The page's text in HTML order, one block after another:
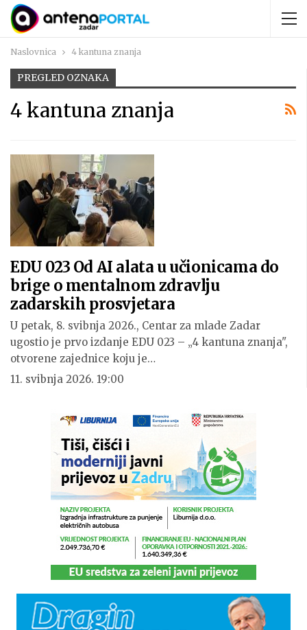
Naslovnica 4 kantuna znanja
PREGLED OZNAKA
4 kantuna znanja
EDU 023 Od AI alata u učionicama do
brige o mentalnom zdravlju
zadarskih prosvjetara
U petak, 8. svibnja 2026., Centar za mlade Zadar
ugostio je prvo izdanje EDU 023 – „4 kantuna znanja",
otvorene zajednice koju je…
11. svibnja 2026. 19:00